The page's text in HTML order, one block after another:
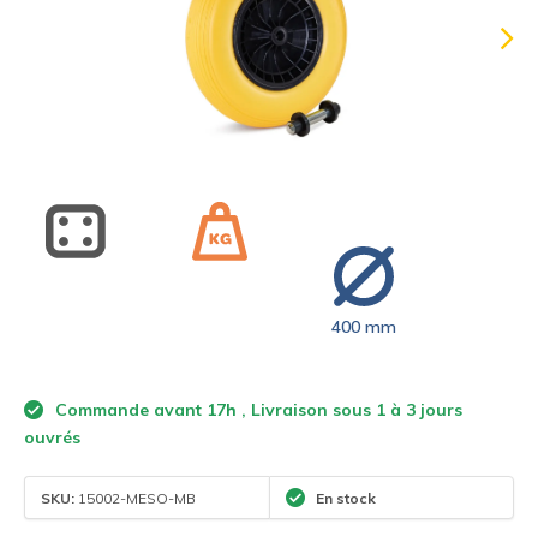
400 mm
Commande avant 17h , Livraison sous 1 à 3 jours
ouvrés
SKU: 15002-MESO-MB En stock